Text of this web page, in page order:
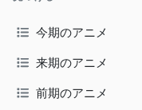
今期のアニメ
来期のアニメ
前期のアニメ